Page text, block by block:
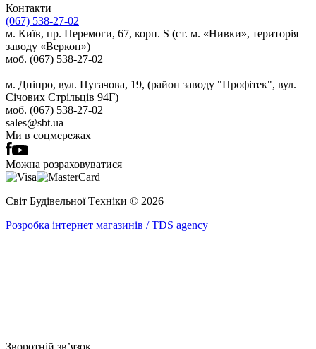
Контакти
(067) 538-27-02
м. Київ, пр. Перемоги, 67, корп. S (ст. м. «Нивки», територія
заводу «Веркон»)
моб. (067) 538-27-02
м. Дніпро, вул. Пугачова, 19, (район заводу "Профітек", вул.
Січових Стрільців 94Г)
моб. (067) 538-27-02
sales@sbt.ua
Ми в соцмережах
Можна розраховуватися
Світ Будівельної Tехніки © 2026
Розробка інтернет магазинів / TDS agency
Зворотній зв’язок